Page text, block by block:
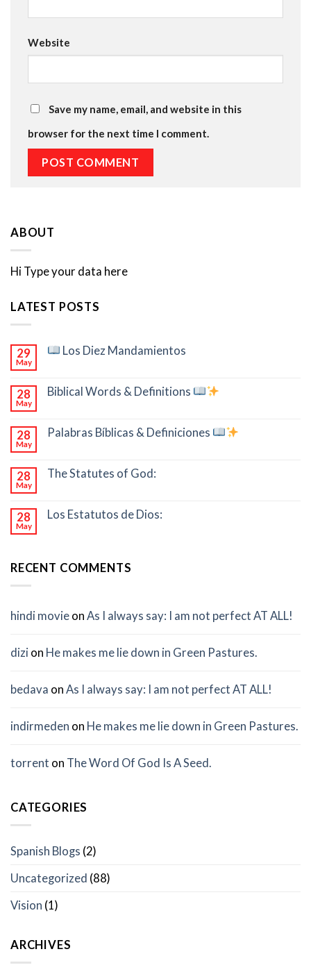
Website
Save my name, email, and website in this
browser for the next time I comment.
ABOUT
Hi Type your data here
LATEST POSTS
29
May
Los Diez Mandamientos
28
May
Biblical Words & Definitions
28
May
Palabras Bíblicas & Definiciones
28
May
The Statutes of God:
28
May
Los Estatutos de Dios:
RECENT COMMENTS
hindi movie on As I always say: I am not perfect AT ALL!
dizi on He makes me lie down in Green Pastures.
bedava on As I always say: I am not perfect AT ALL!
indirmeden on He makes me lie down in Green Pastures.
torrent on The Word Of God Is A Seed.
CATEGORIES
Spanish Blogs (2)
Uncategorized (88)
Vision (1)
ARCHIVES